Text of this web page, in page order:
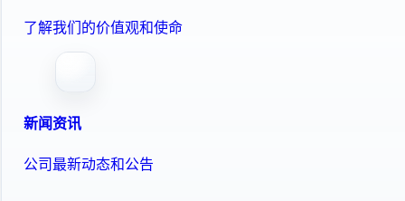
了解我们的价值观和使命
新闻资讯
公司最新动态和公告